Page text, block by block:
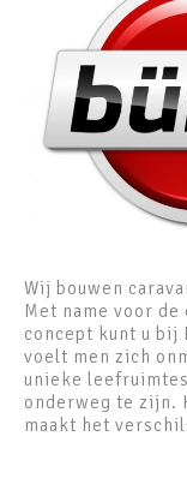
Wij bouwen
Met name voor
concept kunt u
voelt men zich
unieke
onderweg te zijn.
maakt het